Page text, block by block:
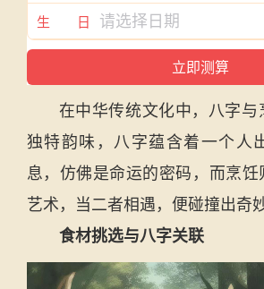
生 日
在中华传统文化中，八字
独特韵味，八字蕴含着一个人
息，仿佛是命运的密码，而烹
艺术，当二者相遇，便碰撞出奇
食材挑选与八字关联